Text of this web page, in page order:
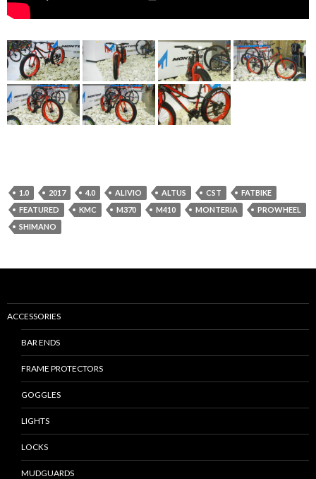
1.0 2017 4.0 ALIVIO ALTUS CST
FATBIKE
FEATURED
KMC M370 M410 MONTERIA
PROWHEEL
SHIMANO
ACCESSORIES
BAR ENDS
FRAME PROTECTORS
GOGGLES
LIGHTS
LOCKS
MUDGUARDS